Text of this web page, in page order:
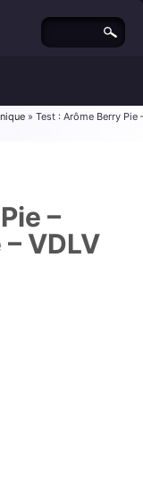
» Test : Arôme Berry Pie
–
VDLV